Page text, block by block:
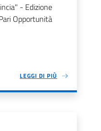
- Edizione
Opportunità
LEGGI DI PIÙ